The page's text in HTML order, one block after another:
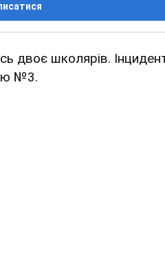
двоє школярів.
№3.